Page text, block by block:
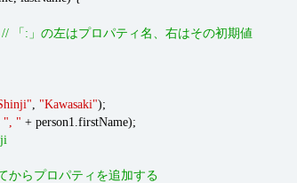
// 「:」の左はプロパティ名、右はその初期値
, "Kawasaki");
", " + person1.firstName);
からプロパティを追加する